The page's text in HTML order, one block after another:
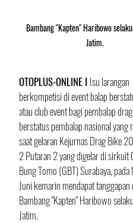
Bambang "Kapten" Haribowo
Jatim.
OTOPLUS-ONLINE I Isu larangan
berkompetisi di event balap
atau club event bagi pembalap
berstatus pembalap nasional yang
saat gelaran Kejurnas Drag Bike
2 Putaran 2 yang digelar di sirkuit
Bung Tomo (GBT) Surabaya, pada
Juni kemarin mendapat tanggapan
Bambang "Kapten" Haribowo
Jatim.